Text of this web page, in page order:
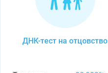
ДНК-тест на отцовство